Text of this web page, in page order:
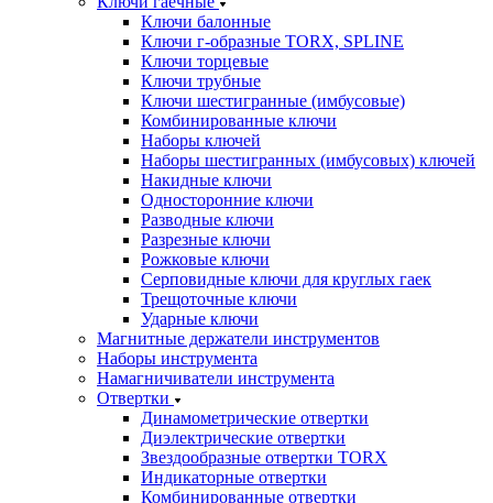
Ключи балонные
Ключи г-образные TORX, SPLINE
Ключи торцевые
Ключи трубные
Ключи шестигранные (имбусовые)
Комбинированные ключи
Наборы ключей
Наборы шестигранных (имбусовых) ключей
Накидные ключи
Односторонние ключи
Разводные ключи
Разрезные ключи
Рожковые ключи
Серповидные ключи для круглых гаек
Трещоточные ключи
Ударные ключи
Магнитные держатели инструментов
Наборы инструмента
Намагничиватели инструмента
Отвертки
Динамометрические отвертки
Диэлектрические отвертки
Звездообразные отвертки TORX
Индикаторные отвертки
Комбинированные отвертки